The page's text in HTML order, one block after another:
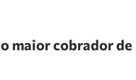
maior cobrador de